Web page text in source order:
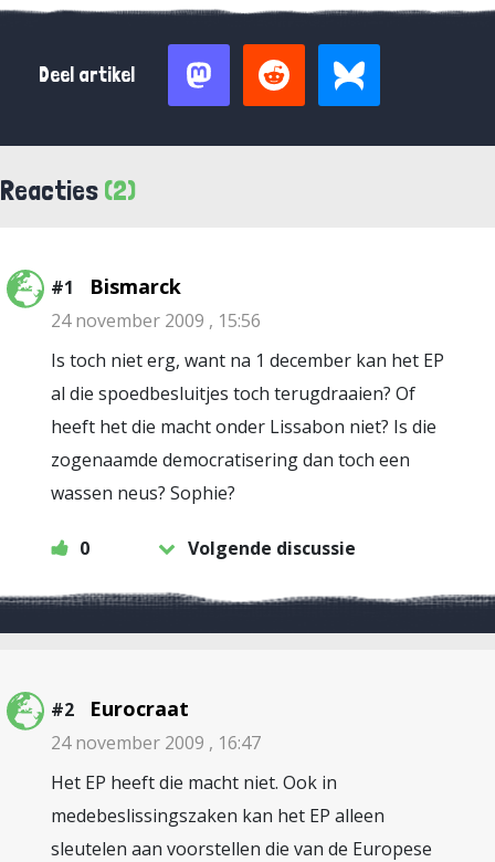
Deel artikel
Reacties (2)
#1 Bismarck
24 november 2009 , 15:56
Is toch niet erg, want na 1 december kan het EP
al die spoedbesluitjes toch terugdraaien? Of
heeft het die macht onder Lissabon niet? Is die
zogenaamde democratisering dan toch een
wassen neus? Sophie?
0 Volgende discussie
#2 Eurocraat
24 november 2009 , 16:47
Het EP heeft die macht niet. Ook in
medebeslissingszaken kan het EP alleen
sleutelen aan voorstellen die van de Europese